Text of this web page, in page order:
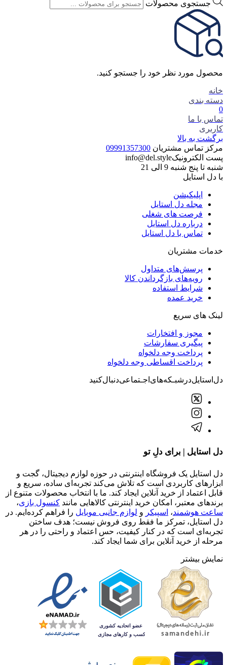
جستجوی محصولات
محصول مورد نظر خود را جستجو کنید.
خانه
دسته بندی
0
تماس با ما
کاربری
برگشت به بالا
مرکز تماس مشتریان 09991357300
پست الکترونیکinfo@del.style
شنبه تا پنج شنبه 9 الی 21
با دل استایل
اپلیکیشن
مجله دل استایل
فرصت های شغلی
درباره دل استایل
تماس با دل استایل
خدمات مشتریان
پرسش‌های متداول
رویه‌های بازگرداندن کالا
شرایط استفاده
خرید عمده
لینک های سریع
مجوز و افتخارات
پیگیری سفارشات
پرداخت وجه دلخواه
پرداخت اقساطی وجه دلخواه
دل‌استایل‌در‌‌شبـکه‌های‌اجـتماعی‌دنبال‌کنید
دل استایل | برای دلِ تو
دل استایل یک فروشگاه اینترنتی در حوزه لوازم دیجیتال، گجت و
ابزارهای کاربردی است که تلاش می‌کند تجربه‌ای ساده، سریع و
قابل اعتماد از خرید آنلاین ایجاد کند. ما با انتخاب محصولات متنوع از
برندهای معتبر، امکان خرید اینترنتی کالاهایی مانند کنسول بازی،
ساعت هوشمند، اسپیکر و لوازم جانبی موبایل را فراهم کرده‌ایم. در
دل استایل، تمرکز ما فقط روی فروش نیست؛ هدف ساختن
تجربه‌ای است که در کنار کیفیت، حس اعتماد و راحتی را در هر
مرحله از خرید آنلاین برای شما ایجاد کند.
نمایش بیشتر